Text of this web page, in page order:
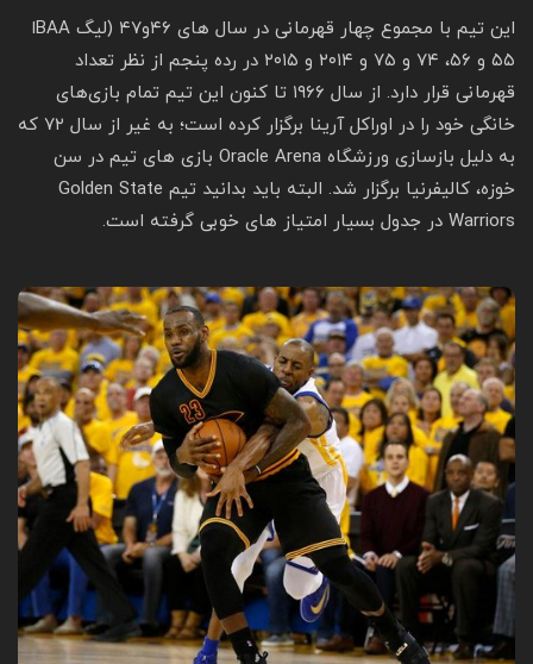
این تیم با مجموع چهار قهرمانی در سال‌ های ۴۶و۴۷ (لیگ BAAا
۵۵ و ۵۶، ۷۴ و ۷۵ و ۲۰۱۴ و ۲۰۱۵ در رده پنجم از نظر تعداد
قهرمانی قرار دارد. از سال ۱۹۶۶ تا کنون این تیم تمام بازی‌های
خانگی خود را در اوراکل آرینا برگزار کرده‌ است؛ به غیر از سال ۷۲ که
به دلیل بازسازی ورزشگاه Oracle Arena بازی‌ های تیم در سن‌
خوزه، کالیفرنیا برگزار شد. البته باید بدانید تیم Golden State
Warriors در جدول بسیار امتیاز های خوبی گرفته است.